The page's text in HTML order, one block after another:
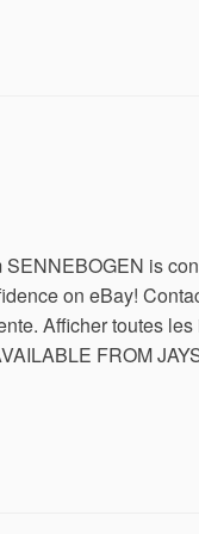
is
on eBay!
Afficher toutes
FROM